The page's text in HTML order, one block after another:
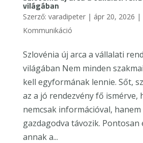
világában
Szerző: varadipeter| ápr 20, 2026 |
Kommunikáció
Szlovénia új arca a vállalati
világában Nem minden
kell egyformának lennie. Sőt,
az a jó rendezvény fő ismérve,
nemcsak információval,
gazdagodva távozik. Pontosan
annak a...